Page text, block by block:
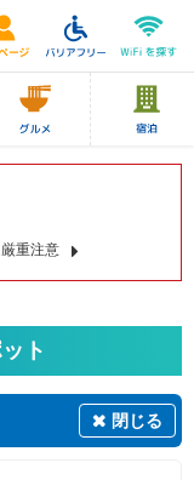
重注意
ト
閉じる